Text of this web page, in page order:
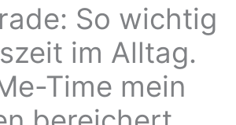
So wichtig
im Alltag.
Time mein